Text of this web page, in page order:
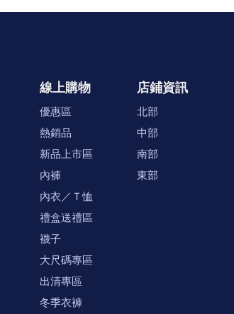
線上購物
優惠區
熱銷品
新品上市區
內褲
內衣／Ｔ恤
禮盒送禮區
襪子
大尺碼專區
出清專區
冬季衣褲
店鋪資訊
北部
中部
南部
東部